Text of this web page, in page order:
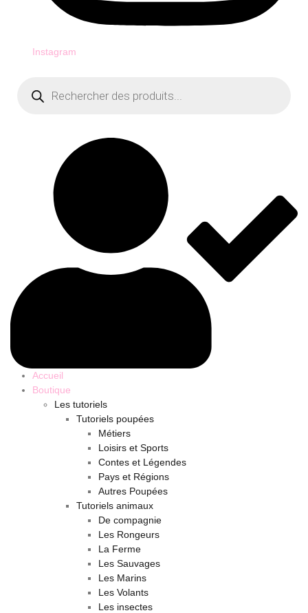
Instagram
produits
Accueil
Boutique
Les tutoriels
Tutoriels poupées
Métiers
Loisirs et Sports
Contes et Légendes
Pays et Régions
Autres Poupées
Tutoriels animaux
De compagnie
Les Rongeurs
La Ferme
Les Sauvages
Les Marins
Les Volants
Les insectes